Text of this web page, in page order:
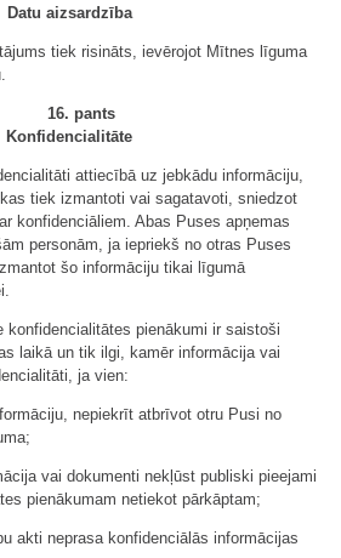
Datu aizsardzība
tiek risināts, ievērojot Mītnes līguma
16. pants
Konfidencialitāte
attiecībā uz jebkādu informāciju,
tiek izmantoti vai sagatavoti, sniedzot
konfidenciāliem. Abas Puses apņemas
personām, ja iepriekš no otras Puses
šo informāciju tikai līgumā
konfidencialitātes pienākumi ir saistoši
laikā un tik ilgi, kamēr informācija vai
ja vien:
nepiekrīt atbrīvot otru Pusi no
vai dokumenti nekļūst publiski pieejami
pienākumam netiekot pārkāptam;
akti neprasa konfidenciālās informācijas